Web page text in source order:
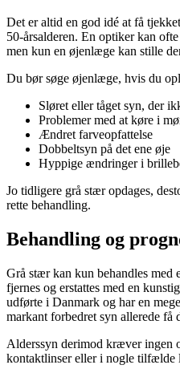
Det er altid en god idé at få
50-årsalderen. En optiker kan
men kun en øjenlæge kan stille
Du bør søge øjenlæge, hvis du
Sløret eller tåget syn, der
Problemer med at køre i
Ændret farveopfattelse
Dobbeltsyn på det ene øje
Hyppige ændringer i
Jo tidligere grå stær opdages,
rette behandling.
Behandling og
Grå stær kan kun behandles med
fjernes og erstattes med en
udførte i Danmark og har en
markant forbedret syn allerede få
Alderssyn derimod kræver ingen
kontaktlinser eller i nogle tilfælde